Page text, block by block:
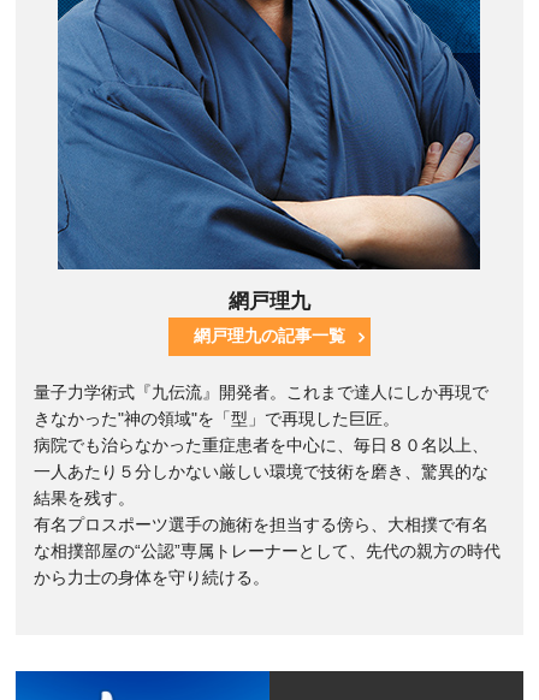
網戸理九
網戸理九の記事一覧
量子力学術式『九伝流』開発者。これまで達人にしか再現で
きなかった"神の領域"を「型」で再現した巨匠。
病院でも治らなかった重症患者を中心に、毎日８０名以上、
一人あたり５分しかない厳しい環境で技術を磨き、驚異的な
結果を残す。
有名プロスポーツ選手の施術を担当する傍ら、大相撲で有名
な相撲部屋の“公認”専属トレーナーとして、先代の親方の時代
から力士の身体を守り続ける。